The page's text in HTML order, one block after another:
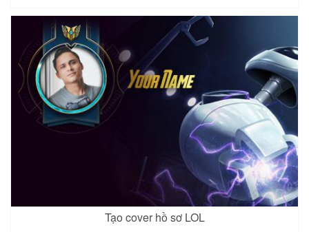
Tạo cover hồ sơ LOL